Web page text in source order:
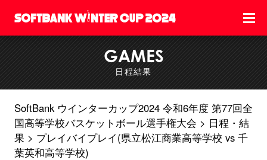
GAMES
日程結果
SoftBank ウインターカップ2024 令和6年度 第77回全
国高等学校バスケットボール選手権大会
日程・結
果
プレイバイプレイ(県立松江商業高等学校 vs 千
葉英和高等学校)